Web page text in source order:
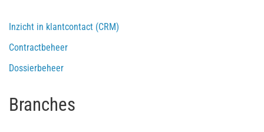
Inzicht in klantcontact (CRM)
Contractbeheer
Dossierbeheer
Branches